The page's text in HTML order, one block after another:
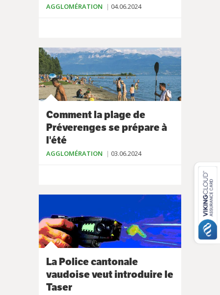
AGGLOMÉRATION 04.06.2024
Comment la plage de
Préverenges se prépare à
l'été
AGGLOMÉRATION 03.06.2024
La Police cantonale
vaudoise veut introduire le
Taser